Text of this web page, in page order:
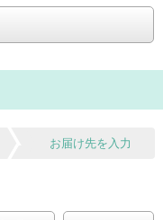
お届け先を入力